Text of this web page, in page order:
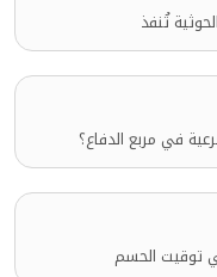
تُنفذ
في مربع الدفاع؟
توقيت الحسم